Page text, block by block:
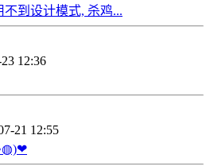
到设计模式, 杀鸡...
12:36
21 12:55